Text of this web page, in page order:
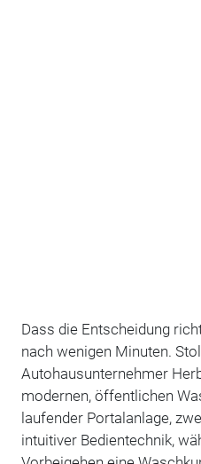
Dass die Entscheidung
nach wenigen Minuten.
Autohausunternehmer
modernen, öffentlichen
laufender Portalanlage,
intuitiver Bedientechnik,